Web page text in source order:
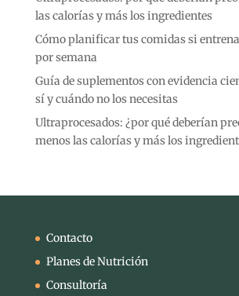
las calorías y más los ingredientes
Cómo planificar tus comidas si
por semana
Guía de suplementos con evidencia
sí y cuándo no los necesitas
Ultraprocesados: ¿por qué deberían
menos las calorías y más los
Contacto
Planes de Nutrición
Consultoría